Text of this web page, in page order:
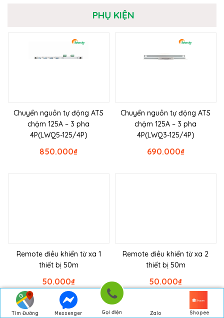
Tìm Đường
Messenger Gọi điện Zalo Shopee
PHỤ KIỆN
Chuyển nguồn tự động ATS
chậm 125A – 3 pha
4P(LWQ5-125/4P)
₫
850.000
Chuyển nguồn tự động ATS
chậm 125A – 3 pha
4P(LWQ3-125/4P)
₫
690.000
Remote điều khiển từ xa 1
thiết bị 50m
₫
50.000
Remote điều khiển từ xa 2
thiết bị 50m
₫
50.000